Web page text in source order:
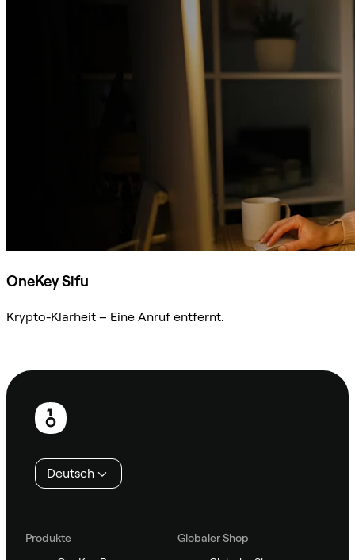
OneKey Sifu
Krypto-Klarheit – Eine Anruf entfernt.
Fußzeile
Deutsch
Produkte
Globaler Shop